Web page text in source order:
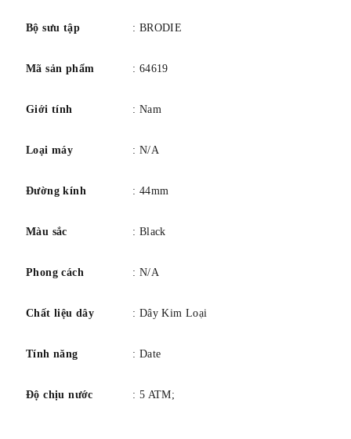
Bộ sưu tập : BRODIE
Mã sản phẩm : 64619
Giới tính : Nam
Loại máy : N/A
Đường kính : 44mm
Màu sắc : Black
Phong cách : N/A
Chất liệu dây : Dây Kim Loại
Tính năng : Date
Độ chịu nước : 5 ATM;